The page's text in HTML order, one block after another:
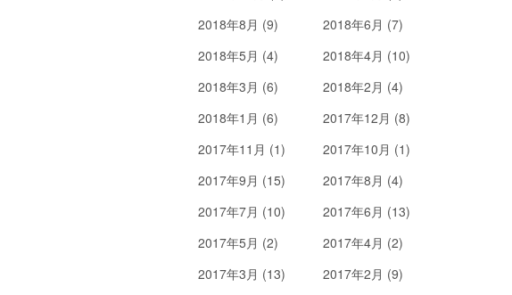
2018年8月 (9)
2018年6月 (7)
2018年5月 (4)
2018年4月 (10)
2018年3月 (6)
2018年2月 (4)
2018年1月 (6)
2017年12月 (8)
2017年11月 (1)
2017年10月 (1)
2017年9月 (15)
2017年8月 (4)
2017年7月 (10)
2017年6月 (13)
2017年5月 (2)
2017年4月 (2)
2017年3月 (13)
2017年2月 (9)